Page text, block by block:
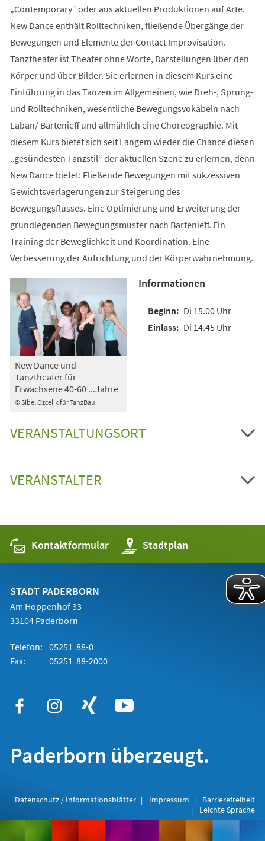
„Contemporary“ oder aus aktuellen Produktionen auf Arte.
New Dance enthält Rolltechniken, fließende Übergänge der
Bewegungen und Elemente der Contact Improvisation.
Tanztheater ist Theater ohne Worte, Darstellungen über den
Körper und über Bilder. Sie erlernen in diesem Kurs eine
Einführung in das Tanzen im Allgemeinen, wie Dreh-, Sprung-
und Rolltechniken, wesentliche Bewegungsvokabeln nach
Laban/ Bartenieff und allmählich eine Choreographie. Mit
diesem Kurs bietet sich seit Langem wieder die Chance diesen
„gesündesten Tanzstil“ der aktuellen Szene zu erlernen, denn
New Dance bietet: Fließende Bewegungen mit sukzessiven
Gewichtsverlagerungen zur Steigerung des
Bewegungsflusses. Eine Optimierung und Erweiterung der
grundlegenden Bewegungsmuster nach Bartenieff. Ein
Training der Beweglichkeit und Koordination. Eine
Verbesserung der Aufrichtung und der Körperwahrnehmung.
© Sibel Özcelik für TanzBau
New Dance und
Tanztheater für
Erwachsene 40-60 ...Jahre
Informationen
Di 15.00 Uhr
Di 14.45 Uhr
VERANSTALTUNGSORT
VERANSTALTER
Kontaktformular Stadtplan
(Öffnet
in
einem
STADT PADERBORN
Am Hoppenhof 33
33104 Paderborn
Telefon: 05251 88-0
Fax:
05251 88-2000
Paderborn überzeugt.
Datenschutz / Informationsblätter Impressum
Barrierefreiheit
Leichte Sprache